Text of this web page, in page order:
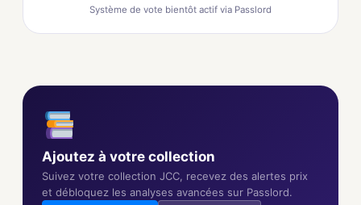
Système de vote bientôt actif via Passlord
Ajoutez à votre collection
Suivez votre collection JCC, recevez des alertes prix
et débloquez les analyses avancées sur Passlord.